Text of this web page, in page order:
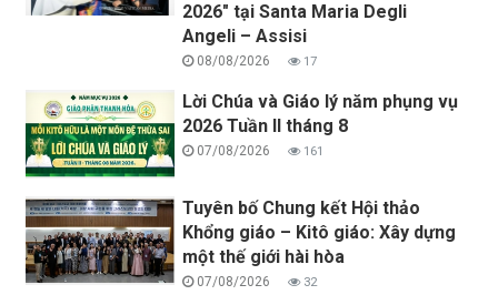
2026" tại Santa Maria Degli
Angeli – Assisi
08/08/2026 17
Lời Chúa và Giáo lý năm phụng vụ
2026 Tuần II tháng 8
07/08/2026 161
Tuyên bố Chung kết Hội thảo
Khổng giáo – Kitô giáo: Xây dựng
một thế giới hài hòa
07/08/2026 32